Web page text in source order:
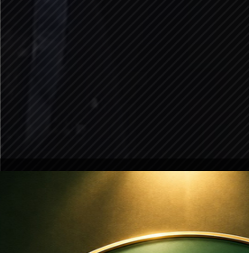
Petugas Paskibraka saat
hari jadi Magetan